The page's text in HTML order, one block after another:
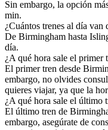
Sin embargo, la opción
min.
¿Cuántos trenes al día
De Birmingham hasta
día.
¿A qué hora sale el
El primer tren desde
embargo, no olvides
quieres viajar, ya que la
¿A qué hora sale el último
El último tren de
embargo, asegúrate de